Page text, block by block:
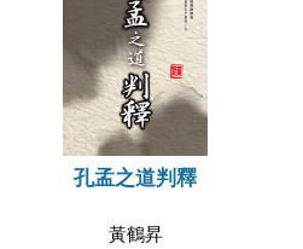
孔孟之道判釋
黃鶴昇